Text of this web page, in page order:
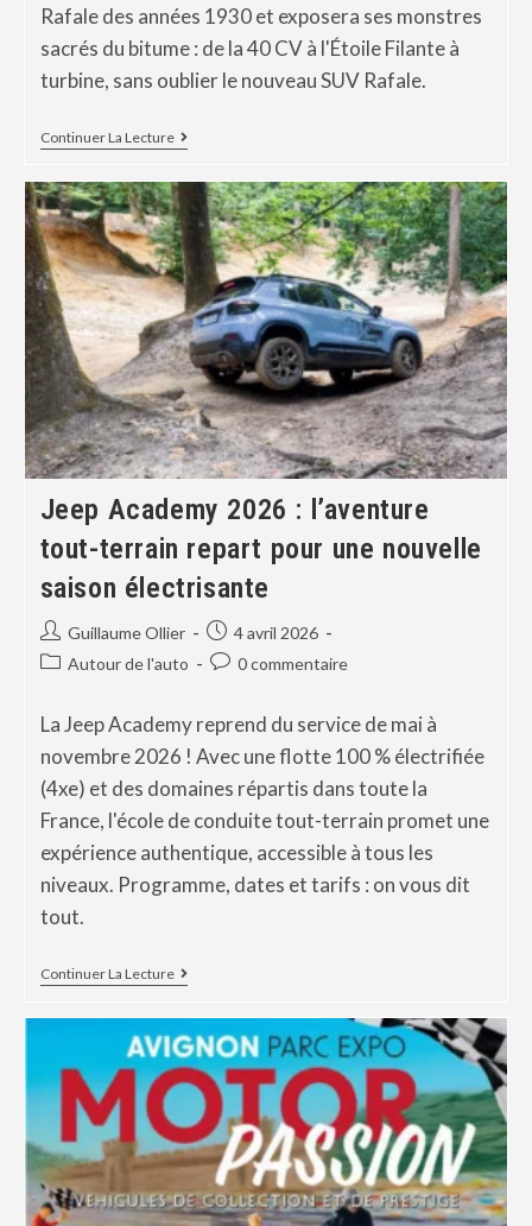
Rafale des années 1930 et exposera ses monstres
sacrés du bitume : de la 40 CV à l'Étoile Filante à
turbine, sans oublier le nouveau SUV Rafale.
Continuer La Lecture
Jeep Academy 2026 : l’aventure
tout-terrain repart pour une nouvelle
saison électrisante
Guillaume Ollier
4 avril 2026
Autour de l'auto
0 commentaire
La Jeep Academy reprend du service de mai à
novembre 2026 ! Avec une flotte 100 % électrifiée
(4xe) et des domaines répartis dans toute la
France, l'école de conduite tout-terrain promet une
expérience authentique, accessible à tous les
niveaux. Programme, dates et tarifs : on vous dit
tout.
Continuer La Lecture